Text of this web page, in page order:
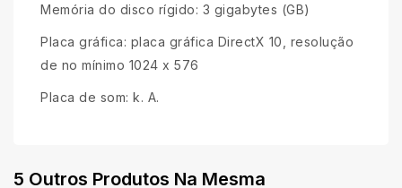
Memória do disco rígido: 3 gigabytes (GB)
Placa gráfica: placa gráfica DirectX 10, resolução
de no mínimo 1024 x 576
Placa de som: k. A.
5 Outros Produtos Na Mesma